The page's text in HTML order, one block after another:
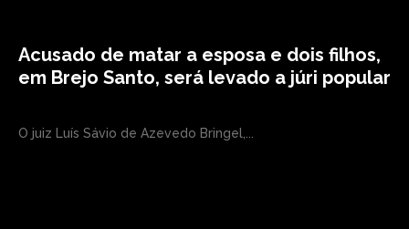
Acusado de matar a esposa e dois filhos,
em Brejo Santo, será levado a júri popular
O juiz Luís Sávio de Azevedo Bringel,...